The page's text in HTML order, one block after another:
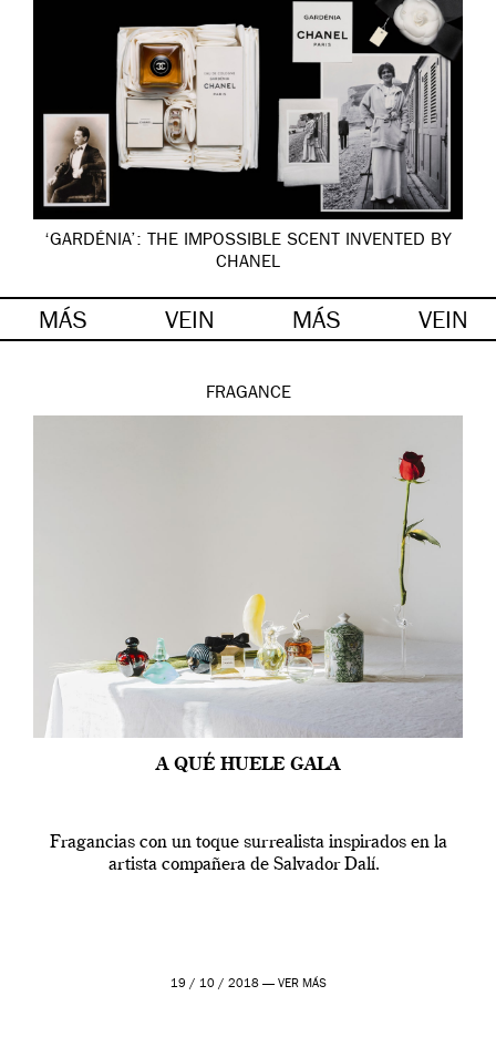
‘GARDÉNIA’: THE IMPOSSIBLE SCENT INVENTED BY
CHANEL
MÁS VEIN MÁS VEIN
FRAGANCE
A QUÉ HUELE GALA
Fragancias con un toque surrealista inspirados en la
artista compañera de Salvador Dalí.
19 / 10 / 2018 — VER MÁS